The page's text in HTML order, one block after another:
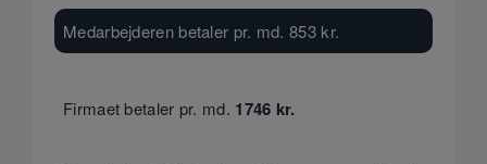
Medarbejderen betaler pr. md. 853 kr.
Firmaet betaler pr. md. 1746 kr.